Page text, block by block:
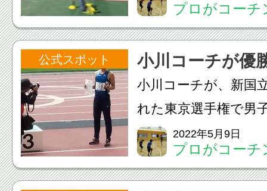
決まったので、まだ
て、2〜3回目になり
びは、ただ走って跳
わ...
プロがコーチ
（セイヴ）陸
っこクラブ
公式スポット 小川コーチが優
小川コーチが、新国
れた東京選手権で男
おいて優勝しました
賞者を破っての価値
小川コーチは・小学
2022年5月9日
プロがコーチ
（セイヴ）陸
っこクラブ